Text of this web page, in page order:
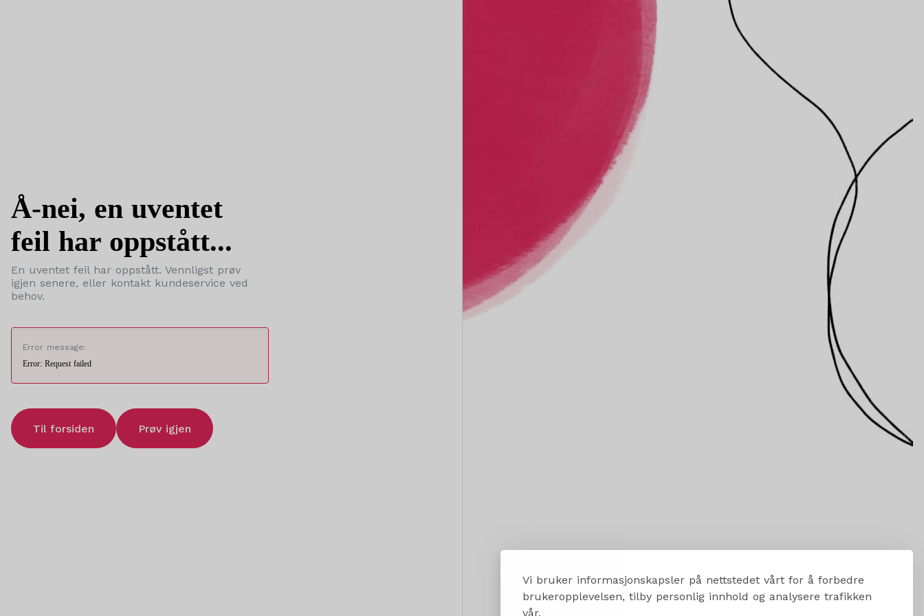
Vi bruker informasjonskapsler på nettstedet vårt for å forbedre
brukeropplevelsen, tilby personlig innhold og analysere trafikken
vår.
Å-nei, en uventet
feil har oppstått...
En uventet feil har oppstått. Vennligst prøv
igjen senere, eller kontakt kundeservice ved
behov.
Error message:
Error: Request failed
Til forsiden Prøv igjen